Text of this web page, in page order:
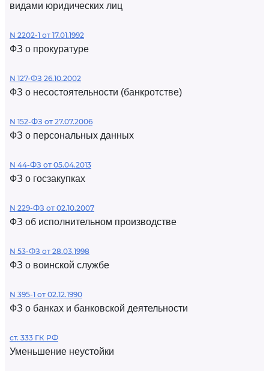
видами юридических лиц
N 2202-1 от 17.01.1992
ФЗ о прокуратуре
N 127-ФЗ 26.10.2002
ФЗ о несостоятельности (банкротстве)
N 152-ФЗ от 27.07.2006
ФЗ о персональных данных
N 44-ФЗ от 05.04.2013
ФЗ о госзакупках
N 229-ФЗ от 02.10.2007
ФЗ об исполнительном производстве
N 53-ФЗ от 28.03.1998
ФЗ о воинской службе
N 395-1 от 02.12.1990
ФЗ о банках и банковской деятельности
ст. 333 ГК РФ
Уменьшение неустойки